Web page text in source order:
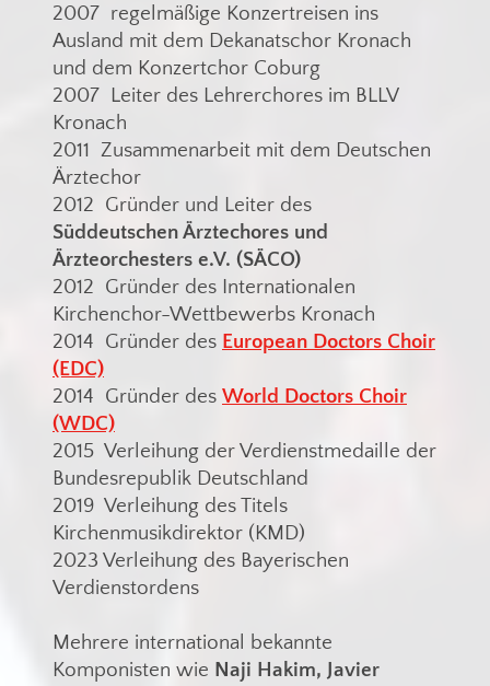
2007 regelmäßige Konzertreisen ins
Ausland mit dem Dekanatschor Kronach
und dem Konzertchor Coburg
2007 Leiter des Lehrerchores im BLLV
Kronach
2011 Zusammenarbeit mit dem Deutschen
Ärztechor
2012 Gründer und Leiter des
Süddeutschen Ärztechores und
Ärzteorchesters e.V. (SÄCO)
2012 Gründer des Internationalen
Kirchenchor-Wettbewerbs Kronach
2014 Gründer des European Doctors Choir
(EDC)
2014 Gründer des World Doctors Choir
(WDC)
2015 Verleihung der Verdienstmedaille der
Bundesrepublik Deutschland
2019 Verleihung des Titels
Kirchenmusikdirektor (KMD)
2023 Verleihung des Bayerischen
Verdienstordens
Mehrere international bekannte
Komponisten wie Naji Hakim, Javier